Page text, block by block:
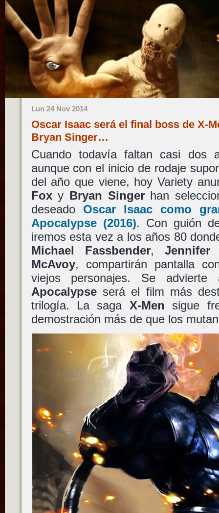
Lun 24 Nov 2014
Oscar Isaac será el final boss de X-
Bryan Singer…
Cuando todavía faltan casi dos
aunque con el inicio de rodaje
del año que viene, hoy Variety
Foxy Bryan Singerhan
deseado Oscar Isaaccomo
Apocalypse(2016). Con guión
iremos esta vez a los años 80
Michael Fassbender,Jennifer
McAvoy, compartirán pantalla
viejos personajes. Se
Apocalypseserá el film más
trilogía. La saga X-Men sigue
demostración más de que los